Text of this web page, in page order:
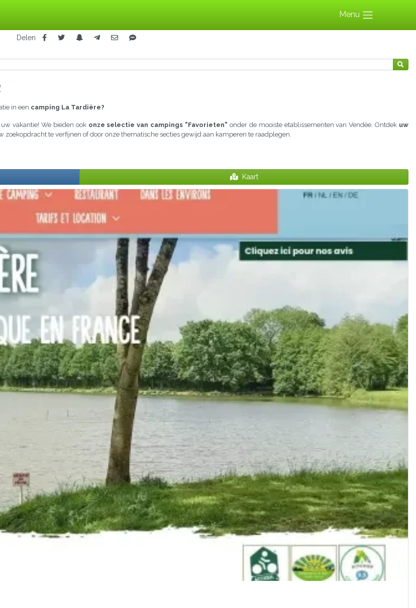
Menu
Delen
in een camping La Tardière?
vakantie! We bieden ook onze selectie van campings "Favorieten" onder de mooiste etablissementen van Vendée. Ontdek uw
te verfijnen of door onze thematische secties gewijd aan kamperen te raadplegen.
Kaart